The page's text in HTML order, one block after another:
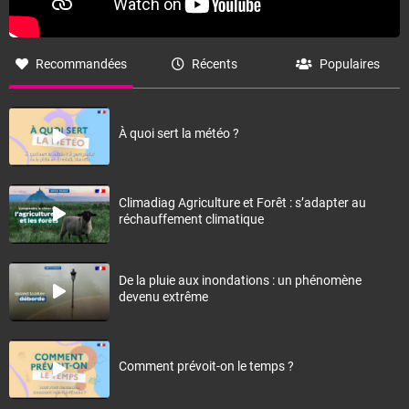
Recommandées Récents Populaires
À quoi sert la météo ?
Climadiag Agriculture et Forêt : s’adapter au
réchauffement climatique
De la pluie aux inondations : un phénomène
devenu extrême
Comment prévoit-on le temps ?